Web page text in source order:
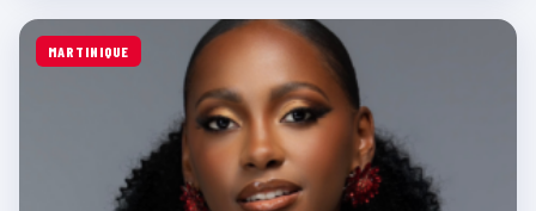
MARTINIQUE